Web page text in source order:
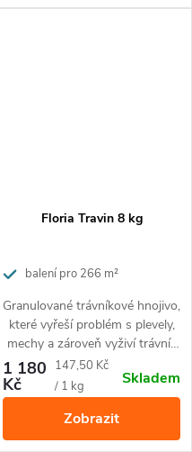
Floria Travin 8 kg
balení pro 266 m²
Granulované trávníkové hnojivo,
které vyřeší problém s plevely,
mechy a zároveň vyživí trávník
a aktivuje půdu. Působí po
dobu 2 měsíců. Jednoduchá
aplikace - k přímému posypání
do trávníku pomocí přiložené
odměrky. Hnojivo je bezpečné
1 180
Kč
Měrná
cena:
147,50 Kč
/ 1 kg
Skladem
Zobrazit